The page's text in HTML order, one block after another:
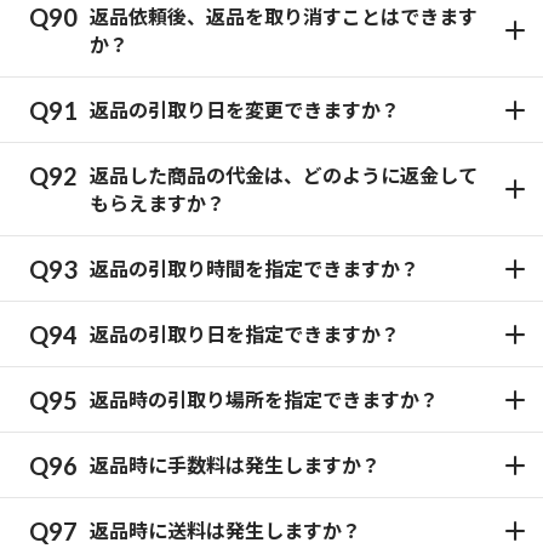
返品依頼後、返品を取り消すことはできます
か？
返品の引取り日を変更できますか？
返品した商品の代金は、どのように返金して
もらえますか？
返品の引取り時間を指定できますか？
返品の引取り日を指定できますか？
返品時の引取り場所を指定できますか？
返品時に手数料は発生しますか？
返品時に送料は発生しますか？